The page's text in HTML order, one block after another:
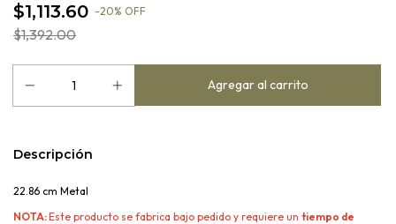
$1,113.60 -20% OFF
$1,392.00
Descripción
22.86 cm Metal
NOTA:Este producto se fabrica bajo pedido y requiere un tiempo de